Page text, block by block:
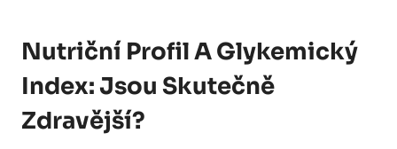
Nutriční Profil A Glykemický
Index: Jsou Skutečně
Zdravější?